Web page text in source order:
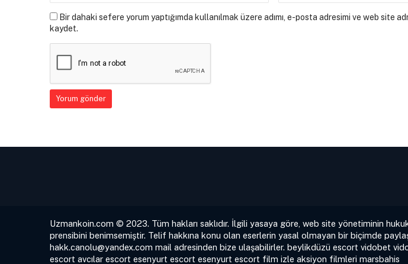
Bir dahaki sefere yorum yaptığımda kullanılmak üzere adımı, e-posta adresimi ve web site
kaydet.
Uzmankoin.com © 2023. Tüm hakları saklıdır. İlgili yasaya göre, web site yönetiminin
prensibini benimsemiştir. Telif hakkına konu olan eserlerin yasal olmayan bir biçimde
hakk.canolu@yandex.com mail adresinden bize ulaşabilirler. beylikdüzü escort vidobet
escort avcılar escort esenyurt escort esenyurt escort film izle aksiyon filmleri marsbahis